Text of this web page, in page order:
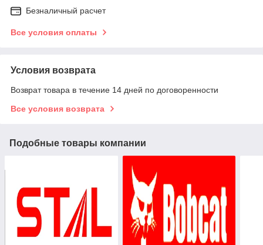
Безналичный расчет
Все условия оплаты
Условия возврата
Возврат товара в течение 14 дней по договоренности
Все условия возврата
Подобные товары компании